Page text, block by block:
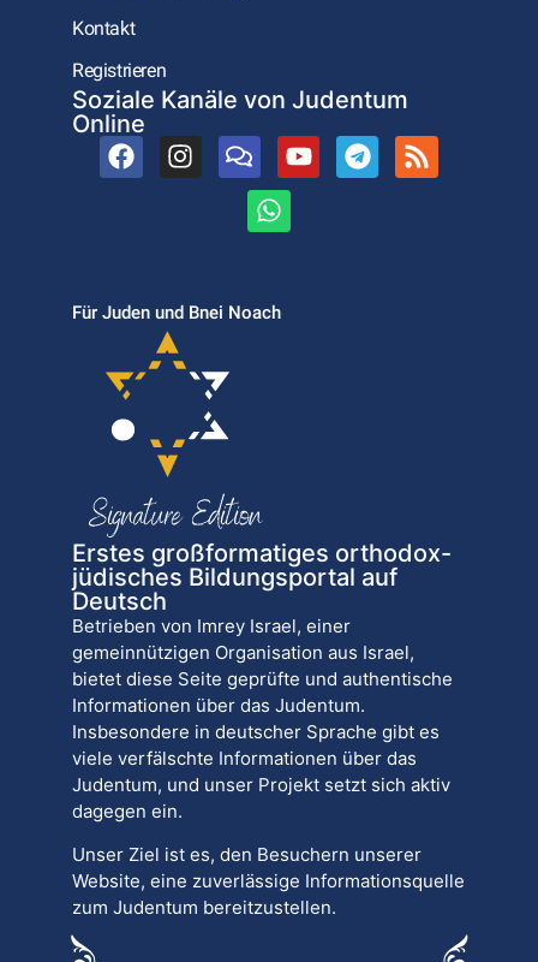
Kontakt
Registrieren
Soziale Kanäle von Judentum
Online
Für Juden und Bnei Noach
Erstes großformatiges orthodox-
jüdisches Bildungsportal auf
Deutsch
Betrieben von Imrey Israel, einer
gemeinnützigen Organisation aus Israel,
bietet diese Seite geprüfte und authentische
Informationen über das Judentum.
Insbesondere in deutscher Sprache gibt es
viele verfälschte Informationen über das
Judentum, und unser Projekt setzt sich aktiv
dagegen ein.
Unser Ziel ist es, den Besuchern unserer
Website, eine zuverlässige Informationsquelle
zum Judentum bereitzustellen.